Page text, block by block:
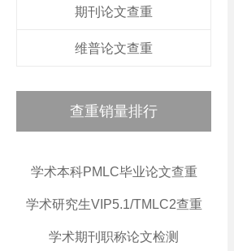
期刊论文查重
维普论文查重
查重销量排行
学术本科PMLC毕业论文查重
学术研究生VIP5.1/TMLC2查重
学术期刊职称论文检测